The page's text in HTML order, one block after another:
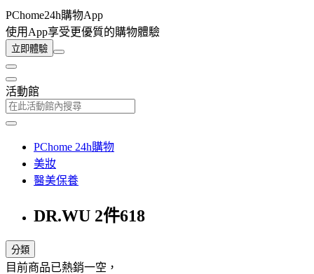
PChome24h購物App
使用App享受更優質的購物體驗
立即體驗
活動館
PChome 24h購物
美妝
醫美保養
DR.WU 2件618
分類
目前商品已熱銷一空，